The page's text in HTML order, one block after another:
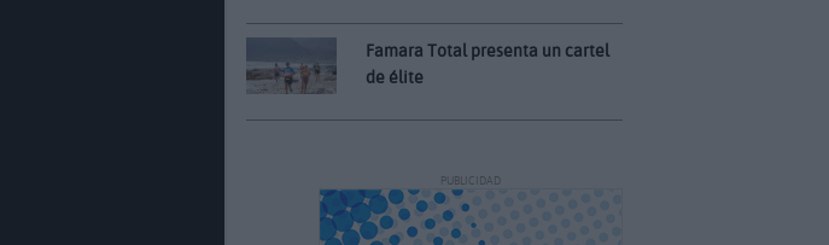
Famara Total presenta un cartel
de élite
PUBLICIDAD